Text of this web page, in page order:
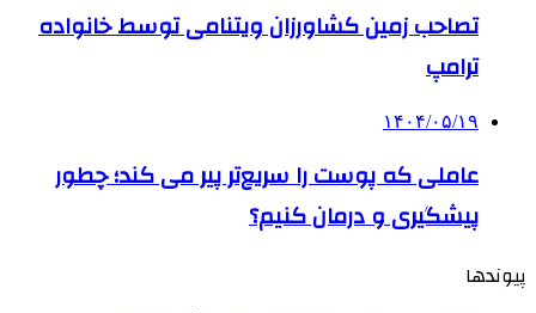
تصاحب زمین کشاورزان ویتنامی توسط خانواده
ترامپ
۱۴۰۴/۰۵/۱۹
عاملی که پوست را سریع‌تر پیر می کند؛ چطور
پیشگیری و درمان کنیم؟
پیوندها